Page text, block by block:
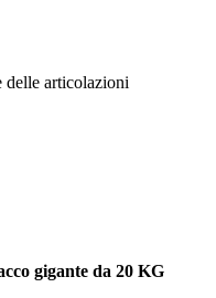
gigante da 20 KG